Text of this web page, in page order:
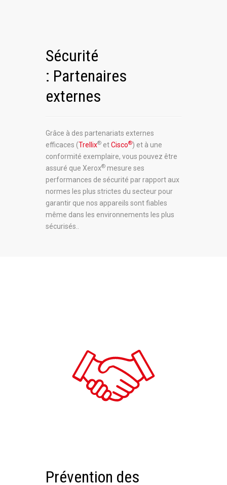
Sécurité
: Partenaires
externes
Grâce à des partenariats externes
efficaces (Trellix®etCisco®) et à une
conformité exemplaire, vous pouvez être
assuré que Xerox®mesure ses
performances de sécurité par rapport aux
normes les plus strictes du secteur pour
garantir que nos appareils sont fiables
même dans les environnements les plus
sécurisés..
Prévention des